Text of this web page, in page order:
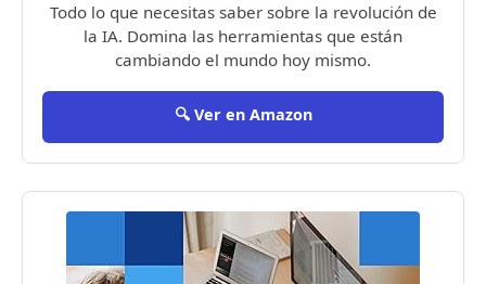
Todo lo que necesitas saber sobre la revolución de
la IA. Domina las herramientas que están
cambiando el mundo hoy mismo.
🔍 Ver en Amazon